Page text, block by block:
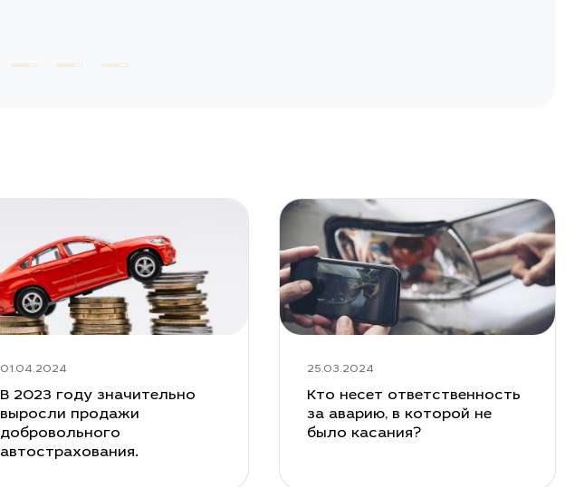
01.04.2024
В 2023 году значительно
выросли продажи
добровольного
автострахования.
25.03.2024
Кто несет ответственность
за аварию, в которой не
было касания?